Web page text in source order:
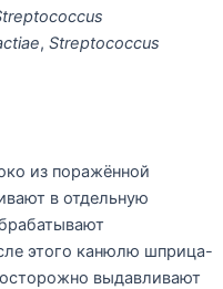
, Streptococcus
из поражённой
в отдельную
этого канюлю шприца-
выдавливают